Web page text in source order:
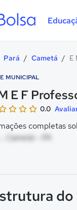
Pará / Cametá / E
MUNICIPAL
E F
0.0
completas
Cametá - PA
do